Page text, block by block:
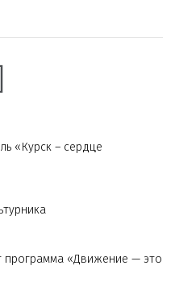
«Курск – сердце
программа «Движение — это